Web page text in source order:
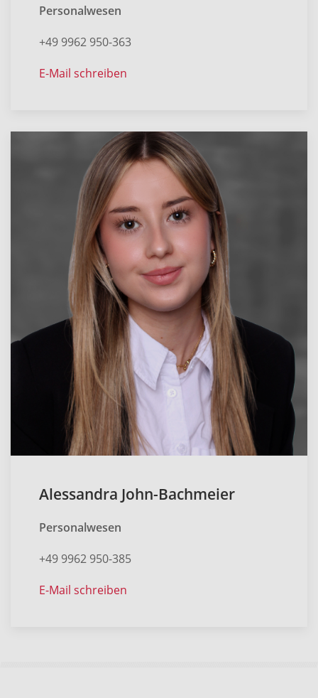
Personalwesen
+49 9962 950-363
E-Mail schreiben
Alessandra John-Bachmeier
Personalwesen
+49 9962 950-385
E-Mail schreiben